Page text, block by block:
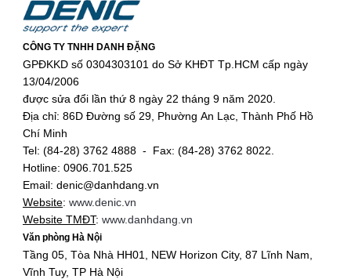
CÔNG TY TNHH DANH ĐẶNG
GPĐKKD số 0304303101 do Sở KHĐT Tp.HCM cấp ngày
13/04/2006
được sửa đổi lần thứ 8 ngày 22 tháng 9 năm 2020.
Địa chỉ: 86D Đường số 29, Phường An Lạc, Thành Phố Hồ
Chí Minh
Tel: (84-28) 3762 4888 - Fax: (84-28) 3762 8022.
Hotline: 0906.701.525
Email: denic@danhdang.vn
Website: www.denic.vn
Website TMĐT: www.danhdang.vn
Văn phòng Hà Nội
Tầng 05, Tòa Nhà HH01, NEW Horizon City, 87 Lĩnh Nam,
Vĩnh Tuy, TP Hà Nội